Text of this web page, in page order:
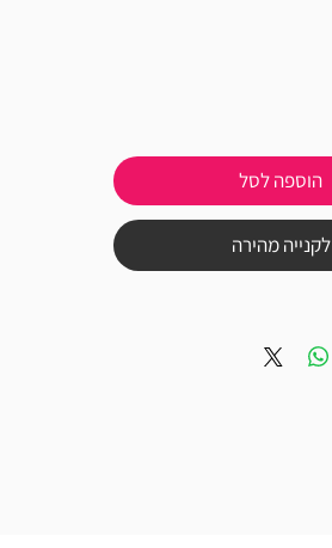
הוספה לסל
לקנייה מהירה